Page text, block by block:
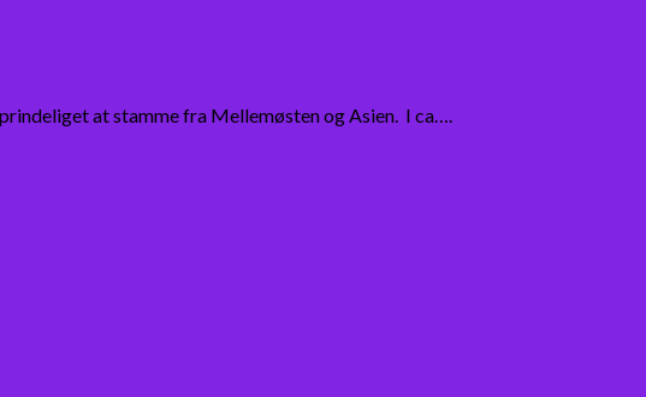
at stamme fra Mellemøsten og Asien. I ca….